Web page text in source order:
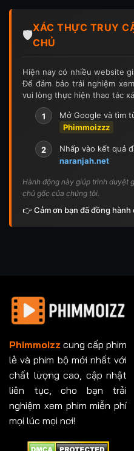
🛡️
XÁC THỰC TRUY
CHỦ
Hiện nay có nhiều website
Để đảm bảo trải nghiệm
vui lòng thực hiện thao tác
1 Mở Google và tìm
Phimmoizzz
2
Nhấp vào kết quả
naranjah.net
Hành động này giúp trình duyệt
chủ gốc của chúng tôi.
👉 Cảm ơn bạn đã đồng
Phimmoizz cung cấp phim
lẻ và phim bộ mới nhất với
chất lượng cao, cập nhật
liên tục, cho bạn trải
nghiệm xem phim miễn phí
mọi lúc mọi nơi!